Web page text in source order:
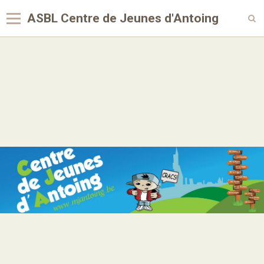
ASBL Centre de Jeunes d'Antoing